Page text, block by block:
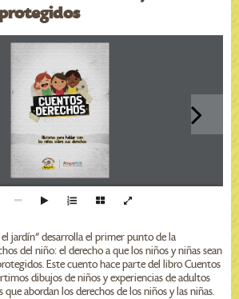
Historiasparahablar con
los ninossobre susderechos
jardín" desarrolla el primer punto de la
del niño: el derecho a que los niños y niñas sean
Este cuento hace parte del libro Cuentos
dibujos de niños y experiencias de adultos
abordan los derechos de los niños y las niñas.